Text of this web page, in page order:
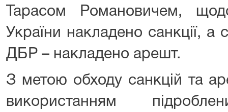
Тарасом Романовичем,
України накладено санкції,
ДБР – накладено арешт.
З метою обходу санкцій та
використанням